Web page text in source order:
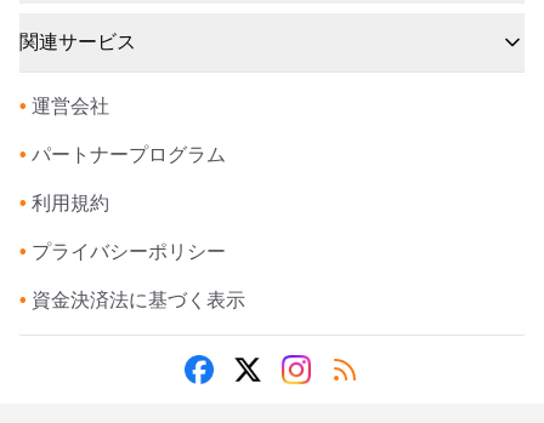
関連サービス
• 運営会社
• パートナープログラム
• 利用規約
• プライバシーポリシー
• 資金決済法に基づく表示